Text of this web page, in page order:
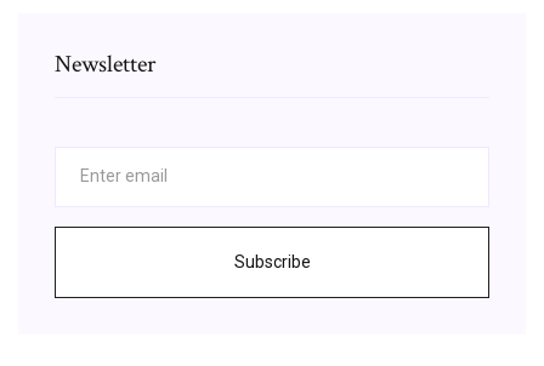
Newsletter
Subscribe